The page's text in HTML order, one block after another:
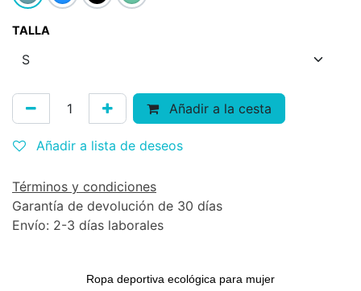
TALLA
Añadir a la cesta
Añadir a lista de deseos
Términos y condiciones
Garantía de devolución de 30 días
Envío: 2-3 días laborales
Ropa deportiva ecológica para mujer